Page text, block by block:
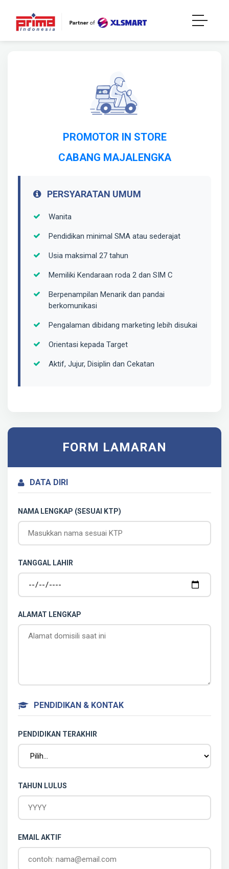
PROMOTOR IN STORE
CABANG MAJALENGKA
PERSYARATAN UMUM
Wanita
Pendidikan minimal SMA atau sederajat
Usia maksimal 27 tahun
Memiliki Kendaraan roda 2 dan SIM C
Berpenampilan Menarik dan pandai
berkomunikasi
Pengalaman dibidang marketing lebih disukai
Orientasi kepada Target
Aktif, Jujur, Disiplin dan Cekatan
FORM LAMARAN
DATA DIRI
NAMA LENGKAP (SESUAI KTP)
TANGGAL LAHIR
ALAMAT LENGKAP
PENDIDIKAN & KONTAK
PENDIDIKAN TERAKHIR
TAHUN LULUS
EMAIL AKTIF